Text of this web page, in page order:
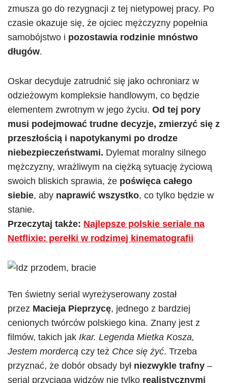
zmusza go do rezygnacji z tej nietypowej pracy. Po
czasie okazuje się, że ojciec mężczyzny popełnia
samobójstwo i pozostawia rodzinie mnóstwo
długów.
Oskar decyduje zatrudnić się jako ochroniarz w
odzieżowym kompleksie handlowym, co będzie
elementem zwrotnym w jego życiu. Od tej pory
musi podejmować trudne decyzje, zmierzyć się z
przeszłością i napotykanymi po drodze
niebezpieczeństwami. Dylemat moralny silnego
mężczyzny, wrażliwym na ciężką sytuację życiową
swoich bliskich sprawia, że poświęca całego
siebie, aby naprawić wszystko, co tylko będzie w
stanie.
Przeczytaj także: Najlepsze polskie seriale na
Netflixie: perełki w rodzimej kinematografii
Ten świetny serial wyreżyserowany został
przez Macieja Pieprzycę, jednego z bardziej
cenionych twórców polskiego kina. Znany jest z
filmów, takich jak Ikar. Legenda Mietka Kosza,
Jestem mordercą czy też Chce się żyć. Trzeba
przyznać, że dobór obsady był niezwykle trafny –
serial przyciąga widzów nie tylko realistycznymi